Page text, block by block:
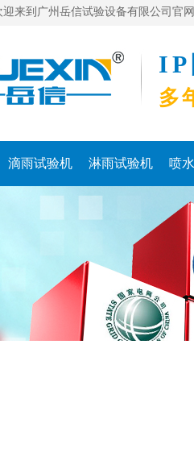
迎来到广州岳信试验设备有限公司官网
IP
多
滴雨试验机 淋雨试验机 喷